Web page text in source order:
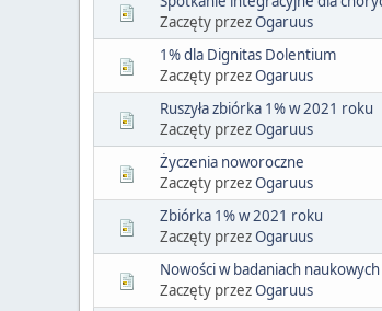
Zaczęty przezOgaruus
1% dla Dignitas Dolentium
Zaczęty przezOgaruus
Ruszyła zbiórka 1% w 2021 roku
Zaczęty przezOgaruus
Życzenia noworoczne
Zaczęty przezOgaruus
Zbiórka 1% w 2021 roku
Zaczęty przezOgaruus
Nowości w badaniach
Zaczęty przezOgaruus